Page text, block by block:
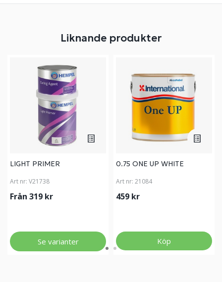
Liknande produkter
LIGHT PRIMER
Art nr: V21738
Från 319 kr
Se varianter
0.75 ONE UP WHITE
Art nr: 21084
459 kr
Köp